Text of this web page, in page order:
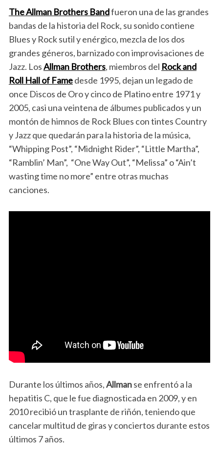
The Allman Brothers Bandfueron una de las grandes
bandas de la historia del Rock, su sonido contiene
Blues y Rock sutil y enérgico, mezcla de los dos
grandes géneros, barnizado con improvisaciones de
Jazz. LosAllman Brothers, miembros del Rock and
Roll Hall of Famedesde 1995, dejan un legado de
once Discos de Oro y cinco de Platino entre 1971 y
2005, casi una veintena de álbumes publicados y un
montón de himnos de Rock Blues con tintes Country
y Jazz que quedarán para la historia de la música,
“Whipping Post”, “Midnight Rider”, “Little Martha”,
“Ramblin’ Man”, “One Way Out”, “Melissa” o “Ain’t
wasting time no more” entre otras muchas
canciones.
Durante los últimos años,Allmanse enfrentó a la
hepatitis C, que le fue diagnosticada en 2009, y en
2010 recibió un trasplante de riñón, teniendo que
cancelar multitud de giras y conciertos durante estos
últimos 7 años.